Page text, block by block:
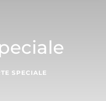
SPECIALE